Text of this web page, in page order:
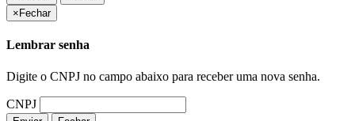
× Fechar
Lembrar senha
Digite o CNPJ no campo abaixo para receber uma nova senha.
CNPJ